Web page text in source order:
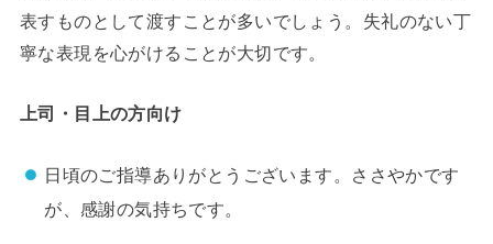
表すものとして渡すことが多いでしょう。失礼のない丁
寧な表現を心がけることが大切です。
上司・目上の方向け
日頃のご指導ありがとうございます。ささやかです
が、感謝の気持ちです。